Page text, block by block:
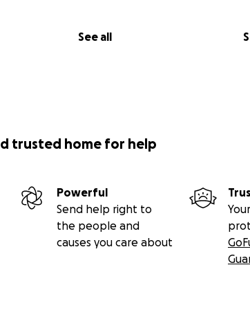
See all
trusted home for help
Powerful
Send help right to
the people and
causes you care about